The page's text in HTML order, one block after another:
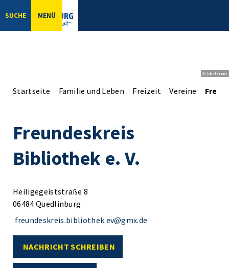
SUCHE MENÜ
© bbsferrari
Startseite Familie und Leben Freizeit Vereine
Freundeskreis
Bibliothek e. V.
Heiligegeiststraße 8
06484 Quedlinburg
freundeskreis.bibliothek.ev@gmx.de
NACHRICHT SCHREIBEN